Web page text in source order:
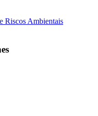
Riscos Ambientais